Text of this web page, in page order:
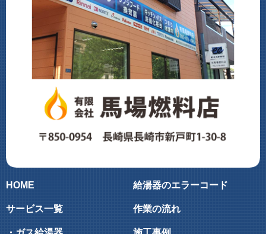
HOME
サービス一覧
給湯器のエラーコード
作業の流れ